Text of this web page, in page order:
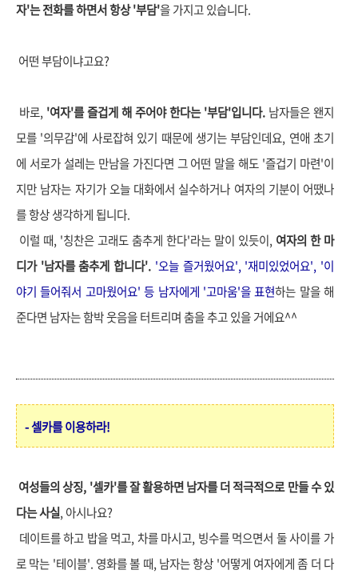
자'는 전화를 하면서 항상 '부담'을 가지고 있습니다.
어떤 부담이냐고요?
바로, '여자'를 즐겁게 해 주어야 한다는 '부담'입니다. 남자들은 왠지
모를 '의무감'에 사로잡혀 있기 때문에 생기는 부담인데요, 연애 초기
에 서로가 설레는 만남을 가진다면 그 어떤 말을 해도 '즐겁기 마련'이
지만 남자는 자기가 오늘 대화에서 실수하거나 여자의 기분이 어땠나
를 항상 생각하게 됩니다.
이럴 때, '칭찬은 고래도 춤추게 한다'라는 말이 있듯이, 여자의 한 마
디가 '남자를 춤추게 합니다'. '오늘 즐거웠어요', '재미있었어요', '이
야기 들어줘서 고마웠어요' 등 남자에게 '고마움'을 표현하는 말을 해
준다면 남자는 함박 웃음을 터트리며 춤을 추고 있을 거에요^^
- 셀카를 이용하라!
여성들의 상징, '셀카'를 잘 활용하면 남자를 더 적극적으로 만들 수 있
다는 사실, 아시나요?
데이트를 하고 밥을 먹고, 차를 마시고, 빙수를 먹으면서 둘 사이를 가
로 막는 '테이블'. 영화를 볼 때, 남자는 항상 '어떻게 여자에게 좀 더 다